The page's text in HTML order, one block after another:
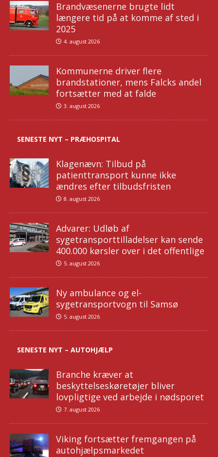
Brandvæsenerne brugte lidt
længere tid på at komme af sted i
2025
4. august 2026
Kommunerne driver flere
brandstationer, mens Falcks andel
fortsætter med at falde
3. august 2026
SENESTE NYT – PRÆHOSPITAL
Klagenævn: Tilbud på
patienttransport kunne ikke
ændres efter tilbudsfristen
8. august 2026
Advarer: Udløb af
sygetransporttilladelser kan sende
400.000 kørsler over i det offentlige
5. august 2026
Ny ambulance og el-
sygetransportvogn til Samsø
5. august 2026
SENESTE NYT – AUTOHJÆLP
Branche kræver at
beskyttelseskøretøjer bliver
lovpligtige ved arbejde i nødsporet
7. august 2026
Viking fortsætter fremgangen på
autohjælpsmarkedet